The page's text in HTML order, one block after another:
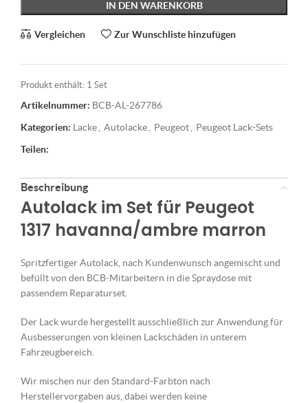
IN DEN WARENKORB
Vergleichen Zur Wunschliste hinzufügen
Produkt enthält: 1 Set
Artikelnummer: BCB-AL-267786
Kategorien: Lacke, Autolacke, Peugeot, Peugeot Lack-Sets
Teilen:
Beschreibung
Autolack im Set für Peugeot
1317 havanna/ambre marron
Spritzfertiger Autolack, nach Kundenwunsch angemischt und
befüllt von den BCB-Mitarbeitern in die Spraydose mit
passendem Reparaturset.
Der Lack wurde hergestellt ausschließlich zur Anwendung für
Ausbesserungen von kleinen Lackschäden in unterem
Fahrzeugbereich.
Wir mischen nur den Standard-Farbton nach
Herstellervorgaben aus, dabei werden keine